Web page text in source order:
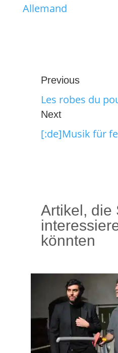
Allemand
Previous
Les robes du
Next
[:de]Musik für
Artikel, die
könnten